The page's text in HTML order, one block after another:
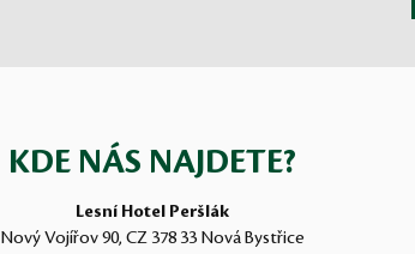
KDE NÁS NAJDETE?
Lesní Hotel Peršlák
Nový Vojířov 90, CZ 378 33 Nová Bystřice